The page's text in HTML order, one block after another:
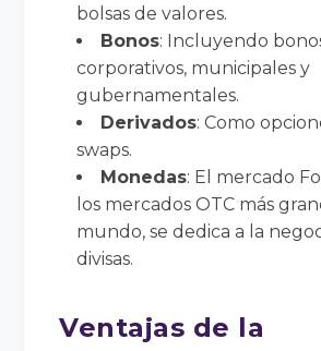
bolsas de valores.
Bonos: Incluyendo
corporativos, municipales y
gubernamentales.
Derivados: Como
swaps.
Monedas: El mercado
los mercados OTC más
mundo, se dedica a la
divisas.
Ventajas de la